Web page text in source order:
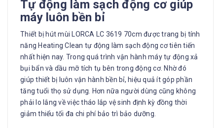
Tự động làm sạch động cơ giúp
máy luôn bền bỉ
Thiết bị hút mùi LORCA LC 3619 70cm được trang bị tính
năng Heating Clean tự động làm sạch động cơ tiên tiến
nhất hiện nay. Trong quá trình vận hành máy tự động xả
bụi bẩn và dầu mỡ tích tụ bên trong động cơ. Nhờ đó
giúp thiết bị luôn vận hành bền bỉ, hiệu quả ít góp phần
tăng tuổi thọ sử dụng. Hơn nữa người dùng cũng không
phải lo lắng về việc tháo lắp vệ sinh định kỳ đồng thời
giảm thiểu tối đa chi phí bảo trì bảo dưỡng.